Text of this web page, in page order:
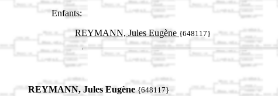
Enfants:
REYMANN, Jules Eugène {648117}
REYMANN, Jules Eugène{648117}